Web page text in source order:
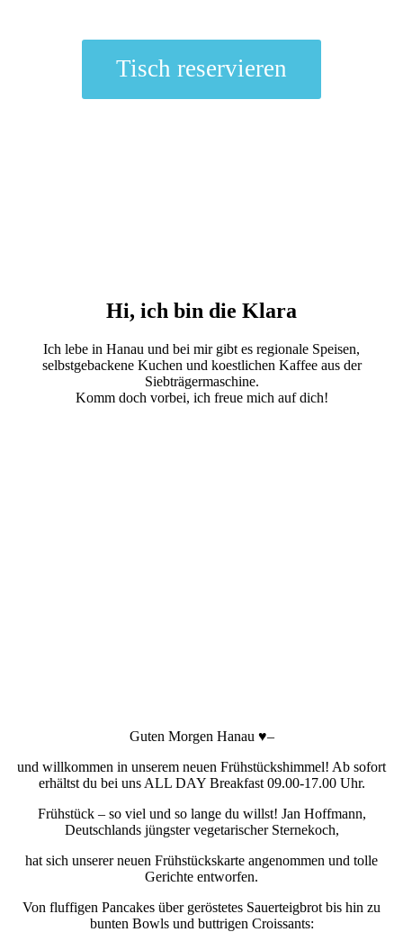
Tisch reservieren
Hi, ich bin die Klara
Ich lebe in Hanau und bei mir gibt es regionale Speisen,
selbstgebackene Kuchen und koestlichen Kaffee aus der
Siebträgermaschine.
Komm doch vorbei, ich freue mich auf dich!
Guten Morgen Hanau ♥–
und willkommen in unserem neuen Frühstückshimmel! Ab sofort
erhältst du bei uns ALL DAY Breakfast 09.00-17.00 Uhr.
Frühstück – so viel und so lange du willst! Jan Hoffmann,
Deutschlands jüngster vegetarischer Sternekoch,
hat sich unserer neuen Frühstückskarte angenommen und tolle
Gerichte entworfen.
Von fluffigen Pancakes über geröstetes Sauerteigbrot bis hin zu
bunten Bowls und buttrigen Croissants: